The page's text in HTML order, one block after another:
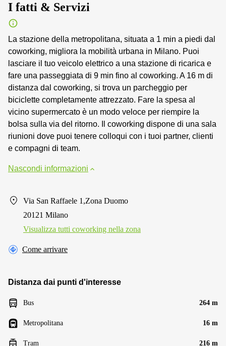
I fatti & Servizi
La stazione della metropolitana, situata a 1 min a piedi dal
coworking, migliora la mobilità urbana in Milano. Puoi
lasciare il tuo veicolo elettrico a una stazione di ricarica e
fare una passeggiata di 9 min fino al coworking. A 16 m di
distanza dal coworking, si trova un parcheggio per
biciclette completamente attrezzato. Fare la spesa al
vicino supermercato è un modo veloce per riempire la
bolsa sulla via del ritorno. Il coworking dispone di una sala
riunioni dove puoi tenere colloqui con i tuoi partner, clienti
e compagni di team.
Nascondi informazioni
Via San Raffaele 1,Zona Duomo
20121 Milano
Visualizza tutti сoworking nella zona
Come arrivare
Distanza dai punti d'interesse
Bus 264 m
Metropolitana 16 m
Tram 216 m